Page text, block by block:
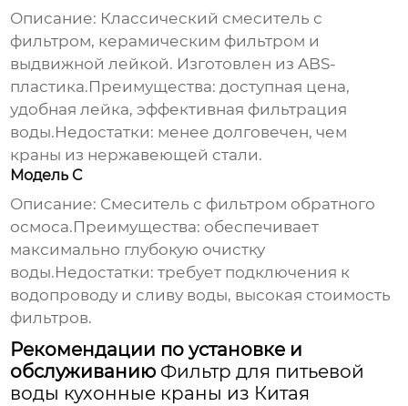
Описание: Классический смеситель с
фильтром, керамическим фильтром и
выдвижной лейкой. Изготовлен из ABS-
пластика.Преимущества: доступная цена,
удобная лейка, эффективная фильтрация
воды.Недостатки: менее долговечен, чем
краны из нержавеющей стали.
Модель C
Описание: Смеситель с фильтром обратного
осмоса.Преимущества: обеспечивает
максимально глубокую очистку
воды.Недостатки: требует подключения к
водопроводу и сливу воды, высокая стоимость
фильтров.
Рекомендации по установке и
обслуживанию Фильтр для питьевой
воды кухонные краны из Китая